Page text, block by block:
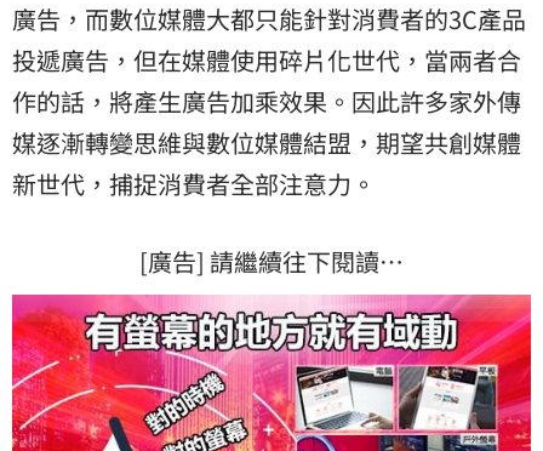
廣告，而數位媒體大都只能針對消費者的3C產品
投遞廣告，但在媒體使用碎片化世代，當兩者合
作的話，將產生廣告加乘效果。因此許多家外傳
媒逐漸轉變思維與數位媒體結盟，期望共創媒體
新世代，捕捉消費者全部注意力。
[廣告] 請繼續往下閱讀…